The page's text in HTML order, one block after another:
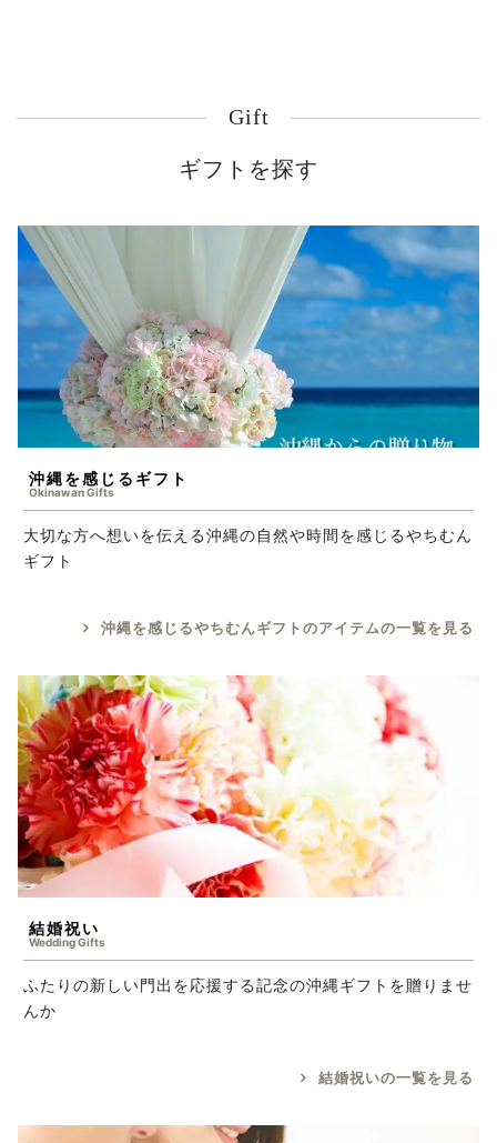
Gift
ギフトを探す
沖縄を感じるギフト
Okinawan Gifts
大切な方へ想いを伝える沖縄の自然や時間を感じるやちむん
ギフト
沖縄を感じるやちむんギフトのアイテムの一覧を見る
結婚祝い
Wedding Gifts
ふたりの新しい門出を応援する記念の沖縄ギフトを贈りませ
んか
結婚祝いの一覧を見る